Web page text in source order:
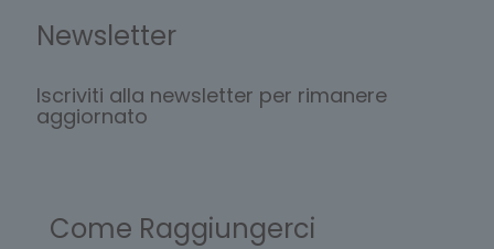
Newsletter
Iscriviti alla newsletter per rimanere
aggiornato
Come Raggiungerci